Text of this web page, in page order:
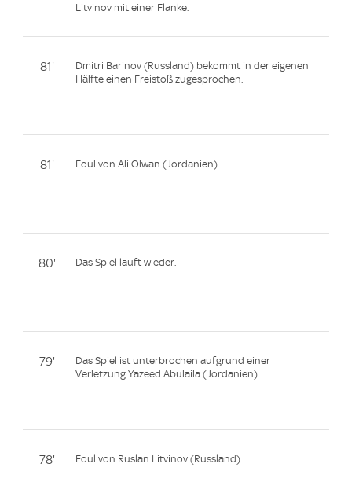
Litvinov mit einer Flanke.
81'
Dmitri Barinov (Russland) bekommt in der eigenen
Hälfte einen Freistoß zugesprochen.
81' Foul von Ali Olwan (Jordanien).
80' Das Spiel läuft wieder.
79'
Das Spiel ist unterbrochen aufgrund einer
Verletzung Yazeed Abulaila (Jordanien).
78' Foul von Ruslan Litvinov (Russland).